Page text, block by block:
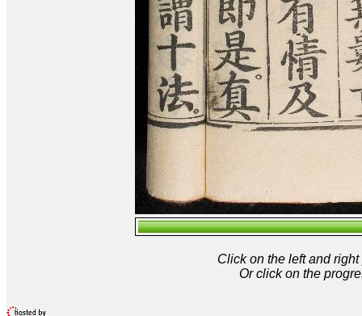
Click on the left and
Or click on the